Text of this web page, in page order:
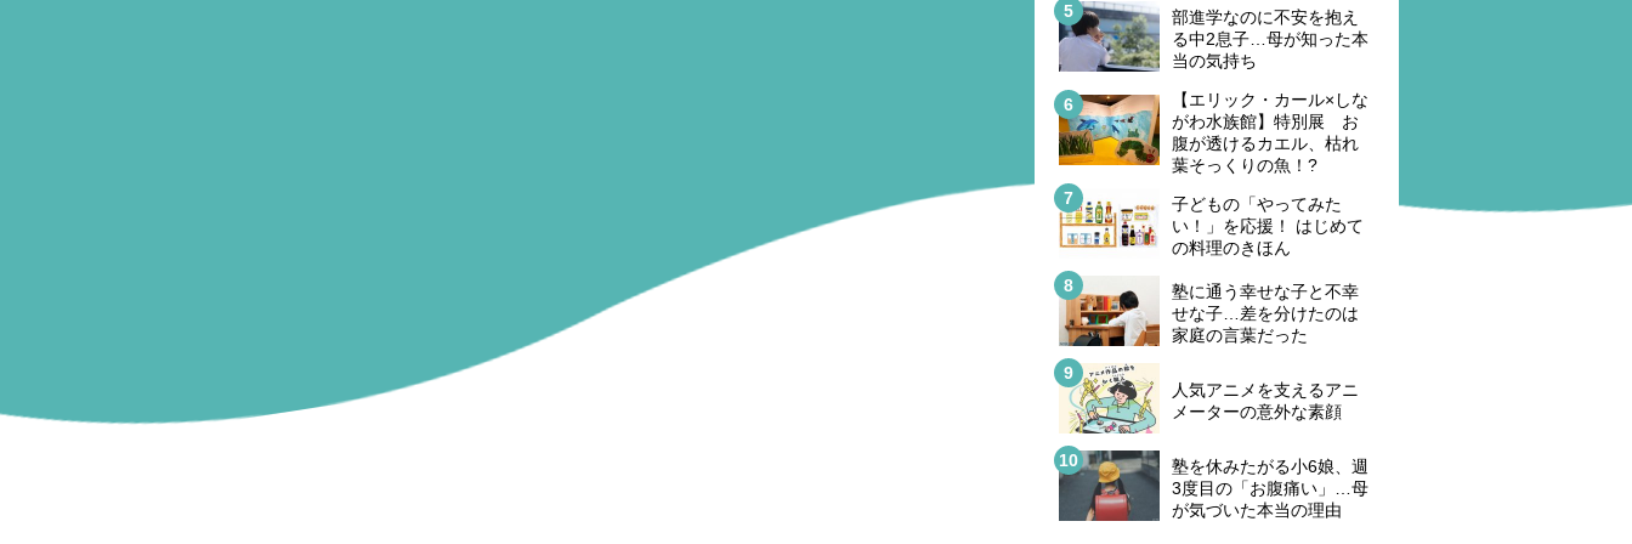
部進学なのに不安を抱え
る中2息子…母が知った本
当の気持ち
【エリック・カール×しな
がわ水族館】特別展 お
腹が透けるカエル、枯れ
葉そっくりの魚！?
子どもの「やってみた
い！」を応援！ はじめて
の料理のきほん
塾に通う幸せな子と不幸
せな子…差を分けたのは
家庭の言葉だった
人気アニメを支えるアニ
メーターの意外な素顔
塾を休みたがる小6娘、週
3度目の「お腹痛い」…母
が気づいた本当の理由